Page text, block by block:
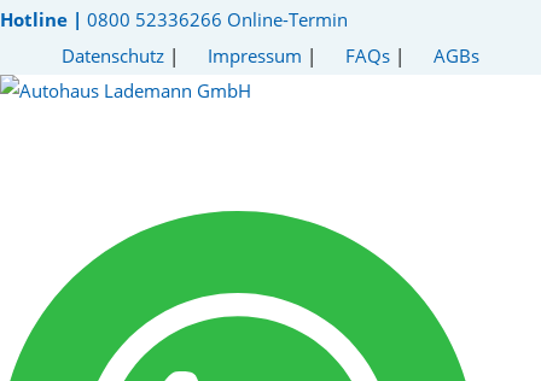
Hotline | 0800 52336266 Online-Termin
Datenschutz | Impressum | FAQs | AGBs